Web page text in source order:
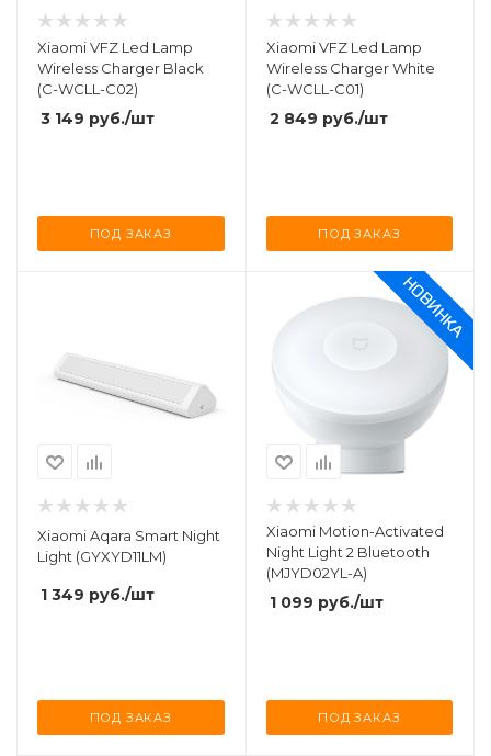
Xiaomi VFZ Led Lamp
Wireless Charger Black
(C-WCLL-C02)
3 149 руб./шт
ПОД ЗАКАЗ
Xiaomi VFZ Led Lamp
Wireless Charger White
(C-WCLL-C01)
2 849 руб./шт
ПОД ЗАКАЗ
Xiaomi Aqara Smart Night
Light (GYXYD11LM)
1 349 руб./шт
ПОД ЗАКАЗ
Xiaomi Motion-Activated
Night Light 2 Bluetooth
(MJYD02YL-A)
1 099 руб./шт
ПОД ЗАКАЗ